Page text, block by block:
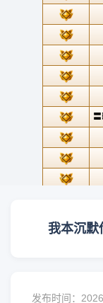
我本沉默
发布时间：